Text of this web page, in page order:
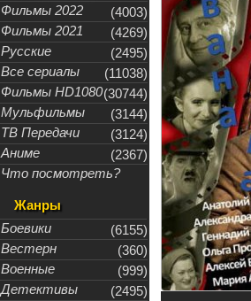
Фильмы 2022
(4003)
Фильмы 2021
(4269)
Русские
(2495)
Все сериалы
(11038)
Фильмы HD1080(30744)
Мульфильмы
(3144)
ТВ Передачи
(3124)
Аниме
(2367)
Что посмотреть?
Жанры
Боевики
(6155)
Вестерн
(360)
Военные
(999)
Детективы
(2495)